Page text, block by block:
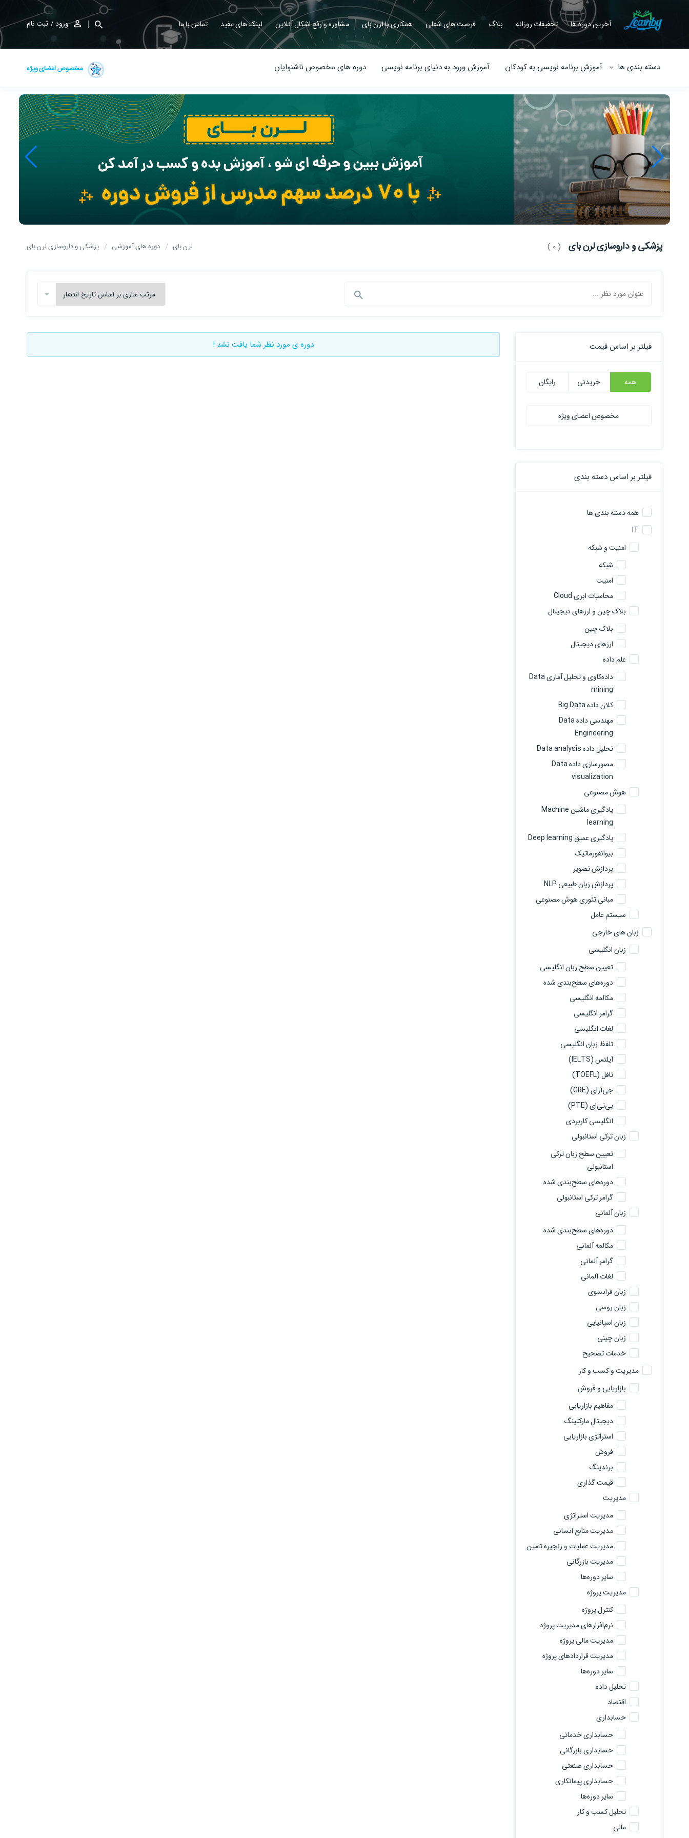
آخرین دوره ها تخفیفات روزانه بلاگ فرصت های شغلی همکاری با لرن بای مشاوره و رفع اشکال آنلاین لینک های مفید تماس با ما ورود ثبت نام
دسته بندی ها آموزش برنامه نویسی به کودکان آموزش ورود به دنیای برنامه نویسی دوره های مخصوص ناشنوایان مخصوص اعضای ویژه
لرن بای دوره های آموزشی پزشکی و داروسازی لرن بای پزشکی و داروسازی لرن بای ( 0 )
فیلتر بر اساس قیمت
همه خریدنی رایگان
مخصوص اعضای ویژه
فیلتر بر اساس دسته بندی
همه دسته بندی ها
IT
امنیت و شبکه
شبکه
امنیت
محاسبات ابری Cloud
بلاک چین و ارزهای دیجیتال
بلاک چین
ارزهای دیجیتال
علم داده
داده‌کاوی و تحلیل آماری Data
mining
کلان داده Big Data
مهندسی داده Data
Engineering
تحلیل داده Data analysis
مصورسازی داده Data
visualization
هوش مصنوعی
یادگیری ماشین Machine
learning
یادگیری عمیق Deep learning
بیوانفورماتیک
پردازش تصویر
پردازش زبان طبیعی NLP
مبانی تئوری هوش مصنوعی
سیستم عامل
زبان های خارجی
زبان انگلیسی
تعیین سطح زبان انگلیسی
دوره‌های سطح‌بندی شده
مکالمه انگلیسی
گرامر انگلیسی
لغات انگلیسی
تلفظ زبان انگلیسی
آیلتس (IELTS)
تافل (TOEFL)
جی‌آرای (GRE)
پی‌تی‌ای (PTE)
انگلیسی کاربردی
زبان ترکی استانبولی
تعیین سطح زبان ترکی
استانبولی
دوره‌های سطح‌بندی شده
گرامر ترکی استانبولی
زبان آلمانی
دوره‌های سطح‌بندی شده
مکالمه آلمانی
گرامر آلمانی
لغات آلمانی
زبان فرانسوی
زبان روسی
زبان اسپانیایی
زبان چینی
خدمات تصحیح
مدیریت و کسب و کار
بازاریابی و فروش
مفاهیم بازاریابی
دیجیتال مارکتینگ
استراتژی بازاریابی
فروش
برندینگ
قیمت گذاری
مدیریت
مدیریت استراتژی
مدیریت منابع انسانی
مدیریت عملیات و زنجیره تامین
مدیریت بازرگانی
سایر دوره‌ها
مدیریت پروژه
کنترل پروژه
نرم‌افزارهای مدیریت پروژه
مدیریت مالی پروژه
مدیریت قراردادهای پروژه
سایر دوره‌ها
تحلیل داده
اقتصاد
حسابداری
حسابداری خدماتی
حسابداری بازرگانی
حسابداری صنعتی
حسابداری پیمانکاری
سایر دوره‌ها
تحلیل کسب و کار
مالی
دوره ی مورد نظر شما یافت نشد !